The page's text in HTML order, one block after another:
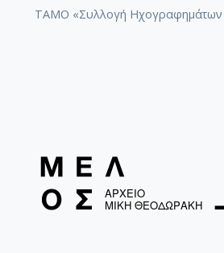
ΤΑΜΟ «Συλλογή Ηχογραφημάτων